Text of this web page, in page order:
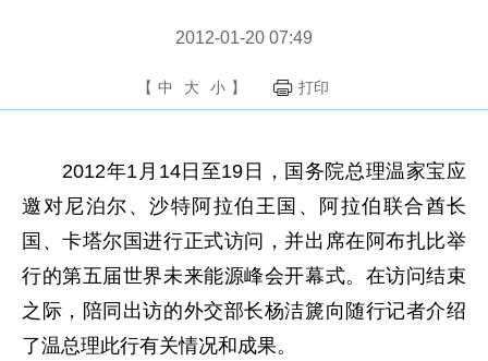
2012-01-20 07:49
【 中 大 小 】 打印
2012年1月14日至19日，国务院总理温家宝应
邀对尼泊尔、沙特阿拉伯王国、阿拉伯联合酋长
国、卡塔尔国进行正式访问，并出席在阿布扎比举
行的第五届世界未来能源峰会开幕式。在访问结束
之际，陪同出访的外交部长杨洁篪向随行记者介绍
了温总理此行有关情况和成果。